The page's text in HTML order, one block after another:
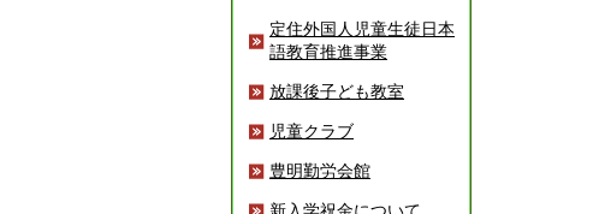
定住外国人児童生徒日本
語教育推進事業
放課後子ども教室
児童クラブ
豊明勤労会館